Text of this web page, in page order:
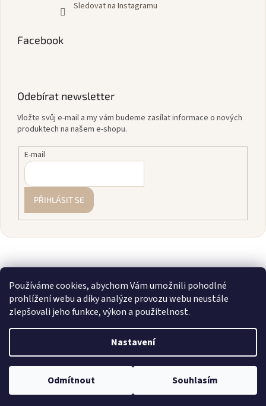
Používáme cookies, abychom Vám umožnili pohodlné
prohlížení webu a díky analýze provozu webu neustále
zlepšovali jeho funkce, výkon a použitelnost.
Nastavení
Odmítnout Souhlasím
💎 Staňte se členkou našeho VIP klubu! Registrujte se, sčítáme vám
Sledovat na Instagramu
Facebook
Odebírat newsletter
Vložte svůj e-mail a my vám budeme zasílat informace o nových
produktech na našem e-shopu.
E-mail
PŘIHLÁSIT SE
Vytvořil Shoptet
Copyright 2026zavodnice.cz. Všechna práva vyhrazena.Upravit